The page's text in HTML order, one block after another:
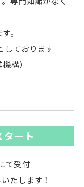
。
しております
構）
ート
て受付
たします！